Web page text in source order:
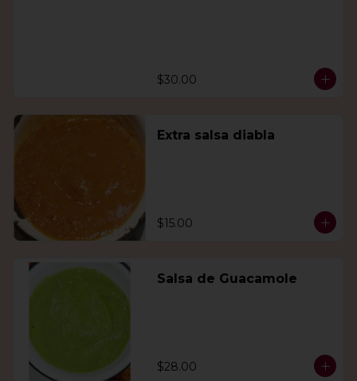
$30.00
Extra salsa diabla
$15.00
Salsa de Guacamole
$28.00